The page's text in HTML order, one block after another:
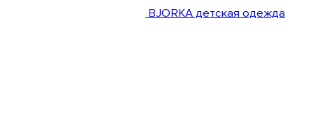
BJORKA детская одежда